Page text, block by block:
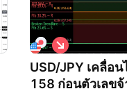
USD/JPY เคลื่อ
158 ก่อนตัวเลขจ้
ล
ล
ง